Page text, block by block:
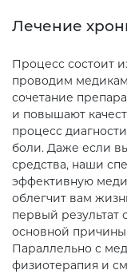
Лечение
Процесс состоит
проводим
сочетание
и повышают
процесс
боли. Даже если
средства, наши
эффективную
облегчит вам
первый результат
основной
Параллельно с
физиотерапия и